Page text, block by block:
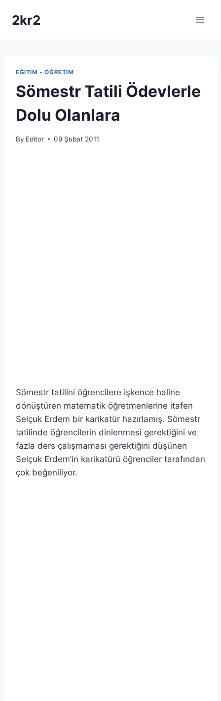
2kr2
EĞITIM - ÖĞRETIM
Sömestr Tatili Ödevlerle
Dolu Olanlara
By Editor 09 Şubat 2011
Sömestr tatilini öğrencilere işkence haline
dönüştüren matematik öğretmenlerine itafen
Selçuk Erdem bir karikatür hazırlamış. Sömestr
tatilinde öğrencilerin dinlenmesi gerektiğini ve
fazla ders çalışmaması gerektiğini düşünen
Selçuk Erdem’in karikatürü öğrenciler tarafından
çok beğeniliyor.